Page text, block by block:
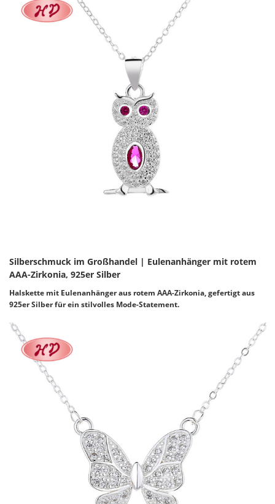
Silberschmuck im Großhandel | Eulenanhänger mit rotem
AAA-Zirkonia, 925er Silber
Halskette mit Eulenanhänger aus rotem AAA-Zirkonia, gefertigt aus
925er Silber für ein stilvolles Mode-Statement.